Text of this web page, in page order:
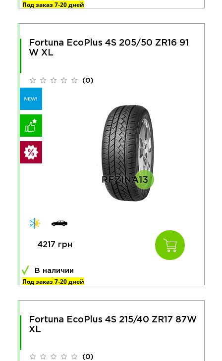
Под заказ 7-20 дней
Fortuna EcoPlus 4S 205/50 ZR16 91
W XL
(0)
4217 грн
В наличии
Под заказ 7-20 дней
Fortuna EcoPlus 4S 215/40 ZR17 87W
XL
(0)